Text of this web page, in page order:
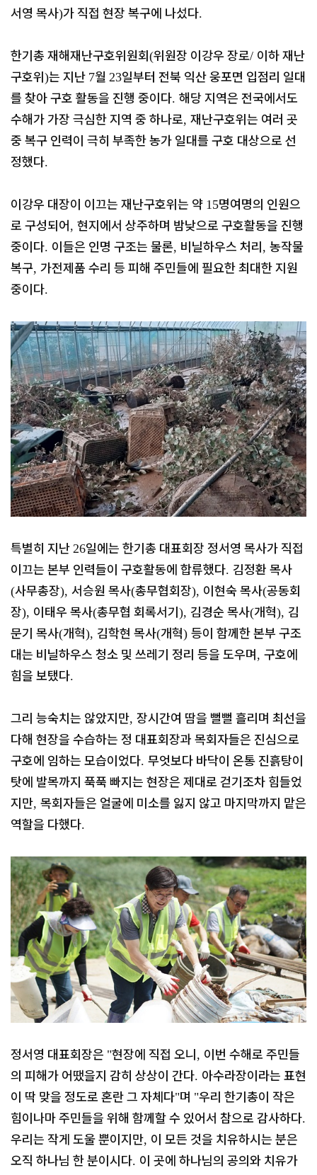
서영 목사)가 직접 현장 복구에 나섰다.
한기총 재해재난구호위원회(위원장 이강우 장로/ 이하 재난
구호위)는 지난 7월 23일부터 전북 익산 웅포면 입점리 일대
를 찾아 구호 활동을 진행 중이다. 해당 지역은 전국에서도
수해가 가장 극심한 지역 중 하나로, 재난구호위는 여러 곳
중 복구 인력이 극히 부족한 농가 일대를 구호 대상으로 선
정했다.
이강우 대장이 이끄는 재난구호위는 약 15명여명의 인원으
로 구성되어, 현지에서 상주하며 밤낮으로 구호활동을 진행
중이다. 이들은 인명 구조는 물론, 비닐하우스 처리, 농작물
복구, 가전제품 수리 등 피해 주민들에 필요한 최대한 지원
중이다.
특별히 지난 26일에는 한기총 대표회장 정서영 목사가 직접
이끄는 본부 인력들이 구호활동에 합류했다. 김정환 목사
(사무총장), 서승원 목사(총무협회장), 이현숙 목사(공동회
장), 이태우 목사(총무협 회록서기 ), 김경순 목사(개혁), 김
문기 목사(개혁), 김학현 목사(개혁) 등이 함께한 본부 구조
대는 비닐하우스 청소 및 쓰레기 정리 등을 도우며 , 구호에
힘을 보탰다.
그리 능숙치는 않았지만, 장시간여 땀을 뻘뻘 흘리며 최선을
다해 현장을 수습하는 정 대표회장과 목회자들은 진심으로
구호에 임하는 모습이었다. 무엇보다 바닥이 온통 진흙탕이
탓에 발목까지 푹푹 빠지는 현장은 제대로 걷기조차 힘들었
지만, 목회자들은 얼굴에 미소를 잃지 않고 마지막까지 맡은
역할을 다했다.
정서영 대표회장은 "현장에 직접 오니 , 이번 수해로 주민들
의 피해가 어땠을지 감히 상상이 간다. 아수라장이라는 표현
이 딱 맞을 정도로 혼란 그 자체다"며 "우리 한기총이 작은
힘이나마 주민들을 위해 함께할 수 있어서 참으로 감사하다.
우리는 작게 도울 뿐이지만, 이 모든 것을 치유하시는 분은
오직 하나님 한 분이시다. 이 곳에 하나님의 공의와 치유가